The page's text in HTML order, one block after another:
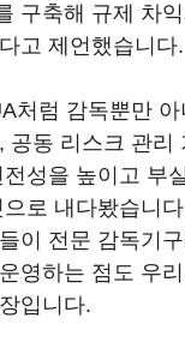
구축해 규제 차
고 제언했습니다.
처럼 감독뿐만
공동 리스크 관리
성을 높이고 부
로 내다봤습니
이 전문 감독기
영하는 점도 우
입니다.